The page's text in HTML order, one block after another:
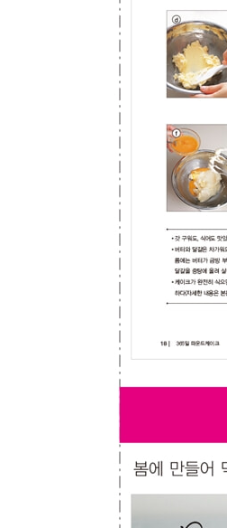
시로미소 마쓰카제
겨울의 케이크 살레
포토푀 풍 케이크[S]
초리조와 말린 무화과
닭 안심과 피망[S]